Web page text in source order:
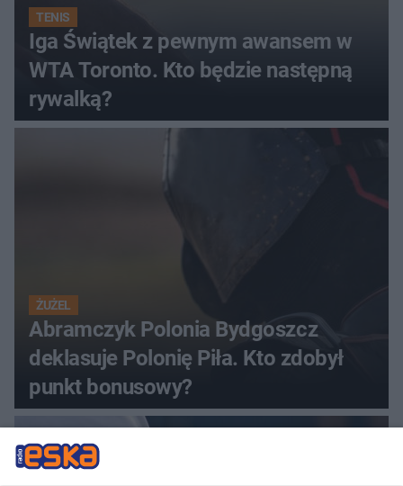
TENIS
Iga Świątek z pewnym awansem w
WTA Toronto. Kto będzie następną
rywalką?
ŻUŻEL
Abramczyk Polonia Bydgoszcz
deklasuje Polonię Piła. Kto zdobył
punkt bonusowy?